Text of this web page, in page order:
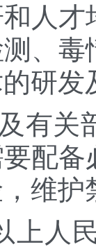
人
、
研
有关
配
维
上人